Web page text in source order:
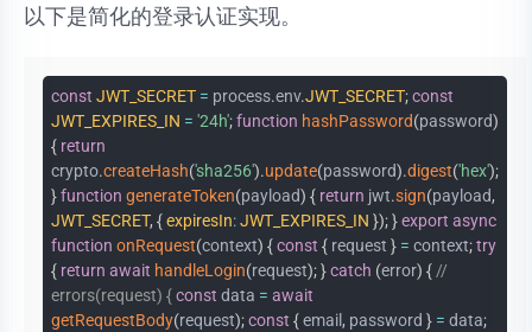
以下是简化的登录认证实现。
const JWT_SECRET = process.env.JWT_SECRET;const
JWT_EXPIRES_IN = '24h';function hashPassword(password)
{ return
crypto.createHash('sha256').update(password).digest('hex');
}function generateToken(payload) { return jwt.sign(payload,
JWT_SECRET, {expiresIn:JWT_EXPIRES_IN });}export async
function onRequest(context) {const { request } = context;try
{ return await handleLogin(request);}catch (error) {//
errors(request) {const data = await
getRequestBody(request);const {email, password } = data;